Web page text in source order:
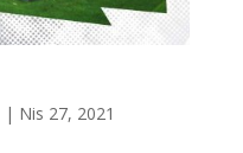
| Nis 27, 2021